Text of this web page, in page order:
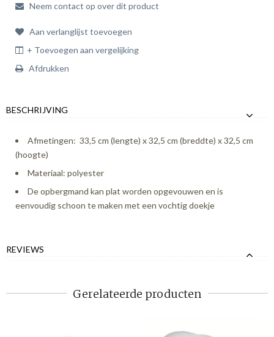
Neem contact op over dit product
Aan verlanglijst toevoegen
+ Toevoegen aan vergelijking
Afdrukken
BESCHRIJVING
Afmetingen: 33,5 cm (lengte) x 32,5 cm (breddte) x 32,5 cm
(hoogte)
Materiaal: polyester
De opbergmand kan plat worden opgevouwen en is
eenvoudig schoon te maken met een vochtig doekje
REVIEWS
Gerelateerde producten